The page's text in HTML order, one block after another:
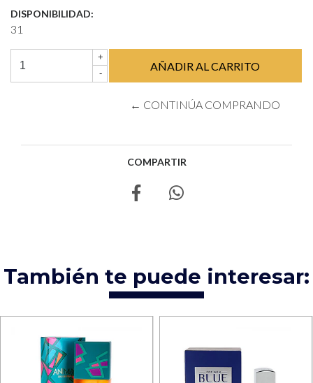
DISPONIBILIDAD:
31
+
-
← CONTINÚA COMPRANDO
COMPARTIR
También te puede interesar: